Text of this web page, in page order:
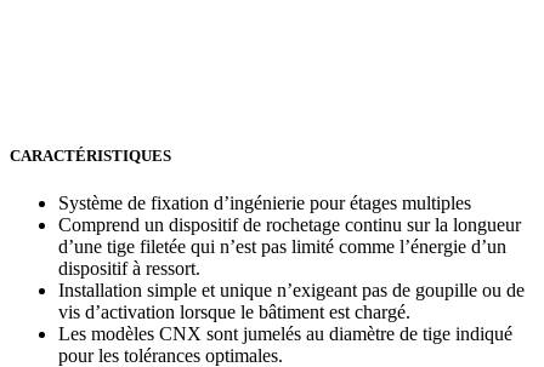
CARACTÉRISTIQUES
Système de fixation d’ingénierie pour étages multiples
Comprend un dispositif de rochetage continu sur la longueur
d’une tige filetée qui n’est pas limité comme l’énergie d’un
dispositif à ressort.
Installation simple et unique n’exigeant pas de goupille ou de
vis d’activation lorsque le bâtiment est chargé.
Les modèles CNX sont jumelés au diamètre de tige indiqué
pour les tolérances optimales.